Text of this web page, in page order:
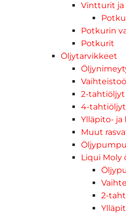
Vintturit
Potkurin
Potkurit
Öljytarvikkeet
2-tahtiöljyt
4-tahtiöljyt
Ylläpito-
Muut
Liqui Moly
2-